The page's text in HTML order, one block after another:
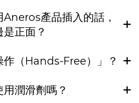
產品插入的話，
正面？
作（Hands-Free）」？
潤滑劑嗎？